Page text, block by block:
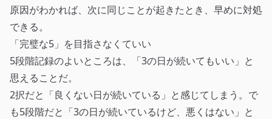
原因がわかれば、次に同じことが起きたとき、早めに対処
できる。
「完璧な5」を目指さなくていい
5段階記録のよいところは、「3の日が続いてもいい」と
思えることだ。
2択だと「良くない日が続いている」と感じてしまう。で
も5段階だと「3の日が続いているけど、悪くはない」と